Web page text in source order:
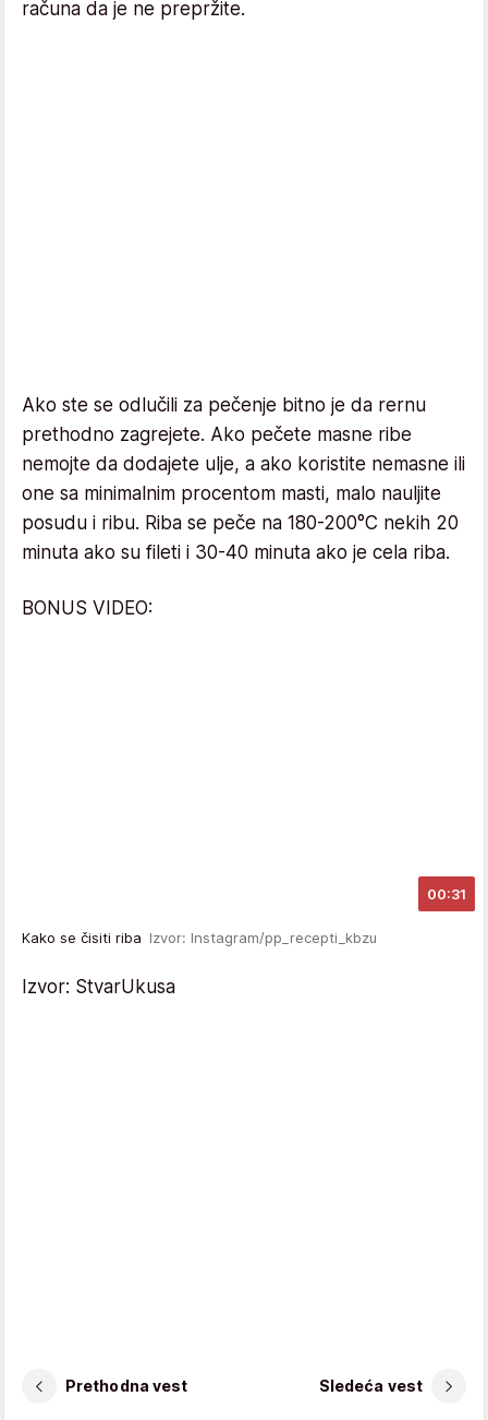
računa da je ne prepržite.
Ako ste se odlučili za pečenje bitno je da rernu
prethodno zagrejete. Ako pečete masne ribe
nemojte da dodajete ulje, a ako koristite nemasne ili
one sa minimalnim procentom masti, malo nauljite
posudu i ribu. Riba se peče na 180-200°C nekih 20
minuta ako su fileti i 30-40 minuta ako je cela riba.
BONUS VIDEO:
00:31
Kako se čisiti riba Izvor: Instagram/pp_recepti_kbzu
Izvor: StvarUkusa
Prethodna vest Sledeća vest